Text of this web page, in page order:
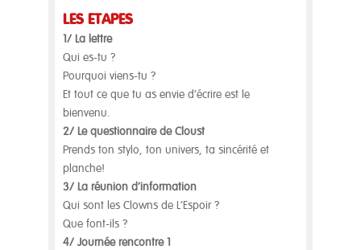
LES ÉTAPES
1/ La lettre
Qui es-tu ?
Pourquoi viens-tu ?
Et tout ce que tu as envie d’écrire est le
bienvenu.
2/ Le questionnaire de Cloust
Prends ton stylo, ton univers, ta sincérité et
planche!
3/ La réunion d’information
Qui sont les Clowns de L’Espoir ?
Que font-ils ?
4/ Journée rencontre 1